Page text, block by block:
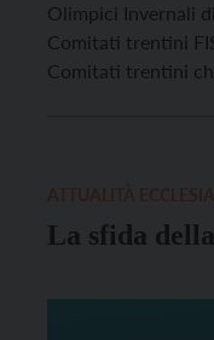
Olimpici Invernali
Comitati trentini
Comitati trentini
La sfida